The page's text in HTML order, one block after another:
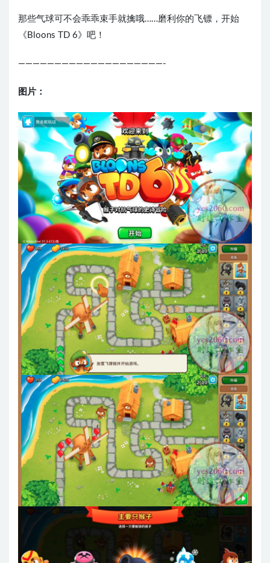
那些气球可不会乖乖束手就擒哦……磨利你的飞镖，开始
《Bloons TD 6》吧！
————————————————————-
图片：